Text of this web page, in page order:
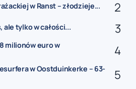
w Ranst – złodzieje...
ale tylko w całości...
milionów euro w
w Oostduinkerke – 63-